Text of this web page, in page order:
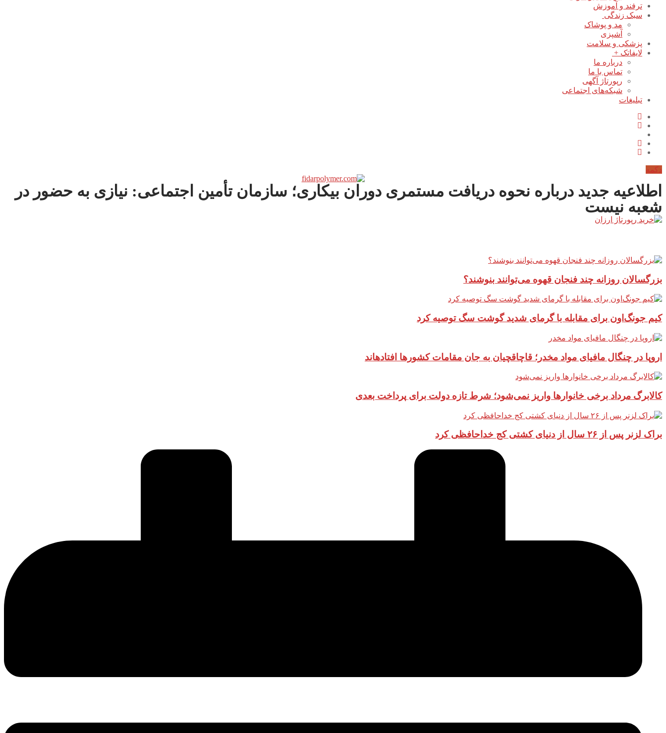
ترفند و آموزش
سبک زندگی
مد و پوشاک
آشپزی
پزشکی و سلامت
لایفاتک +
درباره ما
تماس با ما
رپورتاژ آگهی
شبکه‌های اجتماعی
تبلیغات
دکمه
اطلاعیه جدید درباره نحوه دریافت مستمری دوران بیکاری؛ سازمان تأمین اجتماعی: نیازی به حضور در
شعبه نیست
بزرگسالان روزانه چند فنجان قهوه می‌توانند بنوشند؟
کیم جونگ‌اون برای مقابله با گرمای شدید گوشت سگ توصیه کرد
اروپا در چنگال مافیای مواد مخدر؛ قاچاقچیان به جان مقامات کشورها افتادهاند
کالابرگ مرداد برخی خانوارها واریز نمی‌شود؛ شرط تازه دولت برای پرداخت بعدی
براک لزنر پس از ۲۶ سال از دنیای کشتی کج خداحافظی کرد